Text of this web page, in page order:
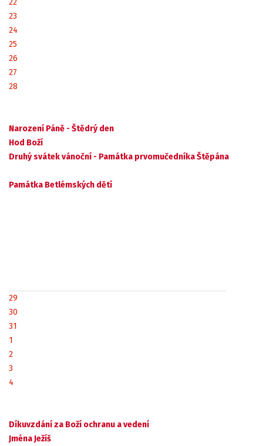
22
23
24
25
26
27
28
Narození Páně - Štědrý den
Hod Boží
Druhý svátek vánoční - Památka prvomučedníka Štěpána
Památka Betlémských dětí
29
30
31
1
2
3
4
Díkuvzdání za Boží ochranu a vedení
Jména Ježíš